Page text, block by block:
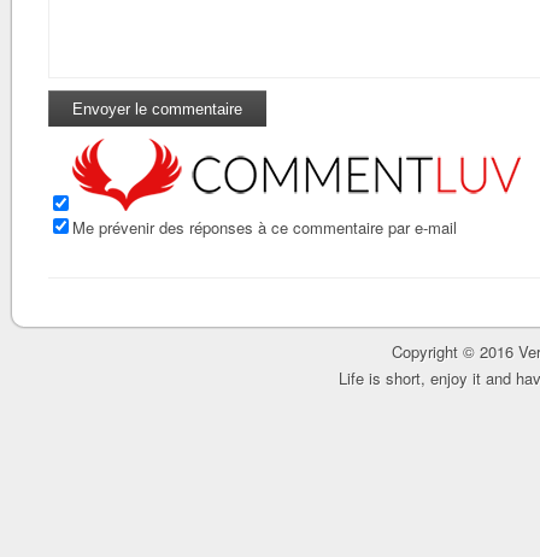
Me prévenir des réponses à ce commentaire par e-mail
Copyright © 2016
Life is short, enjoy it and